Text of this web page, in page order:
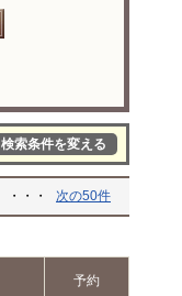
検索条件を変える
・・・ 次の50件
予約